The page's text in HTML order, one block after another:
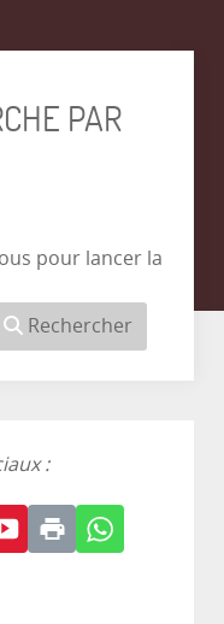
PAR
pour lancer la
Rechercher
: